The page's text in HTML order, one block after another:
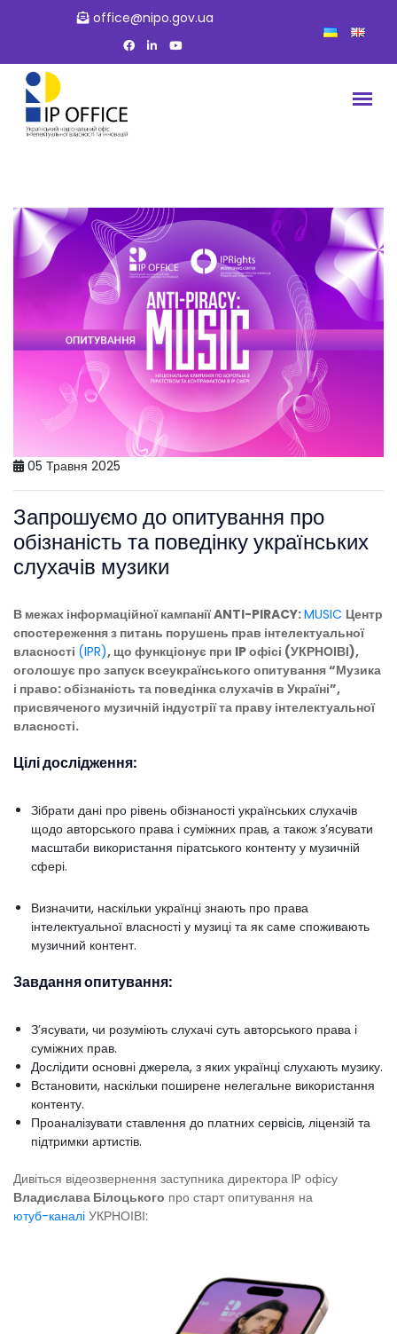
office@nipo.gov.ua
05 Травня 2025
Запрошуємо до опитування про
обізнаність та поведінку українських
слухачів музики
В межах інформаційної кампанії ANTI-PIRACY:MUSIC Центр
спостереження з питань порушень прав інтелектуальної
власності (IPR), що функціонує при IP офісі (УКРНОІВІ),
оголошує про запуск всеукраїнського опитування “Музика
і право: обізнаність та поведінка слухачів в Україні”,
присвяченого музичній індустрії та праву інтелектуальної
власності.
Цілі дослідження:
Зібрати дані про рівень обізнаності українських слухачів
щодо авторського права і суміжних прав, а також з’ясувати
масштаби використання піратського контенту у музичній
сфері.
Визначити, наскільки українці знають про права
інтелектуальної власності у музиці та як саме споживають
музичний контент.
Завдання опитування:
З’ясувати, чи розуміють слухачі суть авторського права і
суміжних прав.
Дослідити основні джерела, з яких українці слухають музику.
Встановити, наскільки поширене нелегальне використання
контенту.
Проаналізувати ставлення до платних сервісів, ліцензій та
підтримки артистів.
Дивіться відеозвернення заступника директора IP офісу
Владислава Білоцького про старт опитування на
ютуб-каналі УКРНОІВІ: